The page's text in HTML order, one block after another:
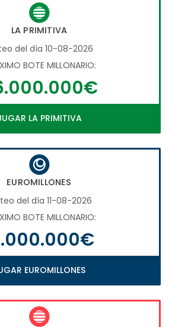
LA PRIMITIVA
del día 10-08-2026
BOTE MILLONARIO:
LA PRIMITIVA
EUROMILLONES
del día 11-08-2026
BOTE MILLONARIO:
EUROMILLONES